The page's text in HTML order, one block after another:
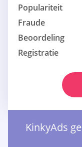
Populariteit
Fraude
Beoordeling
Registratie
KinkyAds